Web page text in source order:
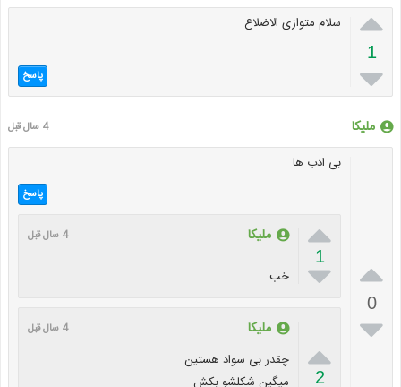

1

سلام متوازی الاضلاع
پاسخ
ملیکا 4 سال قبل

0

بی ادب ها
پاسخ

1

ملیکا 4 سال قبل
خب

2
ملیکا 4 سال قبل
چقدر بی سواد هستین
میگین شکلشو بکش